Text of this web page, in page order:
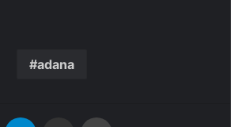
adana
WhatsApp Email'den paylaş